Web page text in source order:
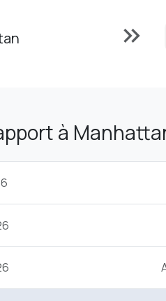
keyboard_double_arrow_right
à